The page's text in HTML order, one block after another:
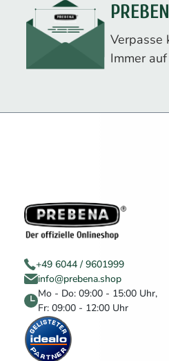
Verpasse
Immer
+49 6044 / 9601999
info@prebena.shop
Mo - Do: 09:00 - 15:00 Uhr,
Fr: 09:00 - 12:00 Uhr